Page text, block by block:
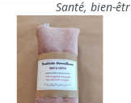
Santé, bien-êtr